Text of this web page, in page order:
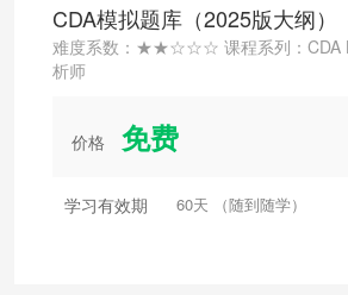
CDA模拟题库（2025版大纲）
难度系数：★★☆☆☆ 课程系列：CDA
析师
价格 免费
学习有效期 60天 （随到随学）